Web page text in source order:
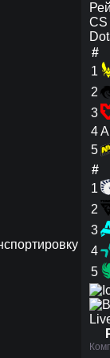
CS
#
1
2
3
4
5
#
1
2
3
4
5